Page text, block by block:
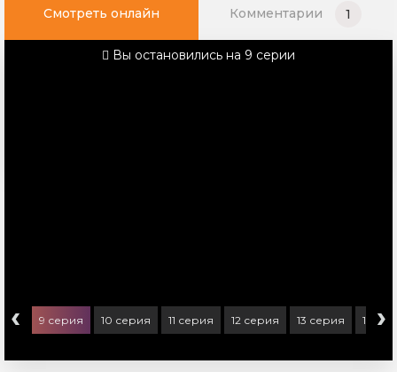
Смотреть онлайн Комментарии 1
Вы остановились на 9 серии
‹ 9 серия 10 серия 11 серия 12 серия 13 серия 14›